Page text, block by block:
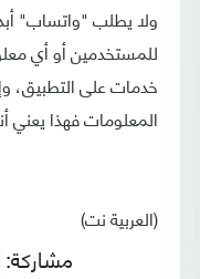
ولا يطلب "واتساب"
للمستخدمين أو أي
خدمات على التطبيق،
المعلومات فهذا يعني
(العربية نت)
مشاركة: